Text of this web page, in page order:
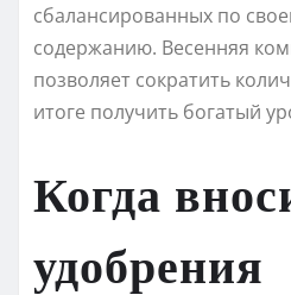
сбалансированных по
содержанию. Весенняя
позволяет сократить
итоге получить богатый
Когда
удобрения